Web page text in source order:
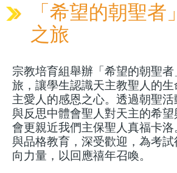
「希望的朝聖者
之旅
宗教培育組舉辦「希望的朝聖
旅，讓學生認識天主教聖人的
主愛人的感恩之心。透過朝聖
與反思中體會聖人對天主的希
會更親近我們主保聖人真福卡
與品格教育，深受歡迎，為考
向力量，以回應禧年召喚。